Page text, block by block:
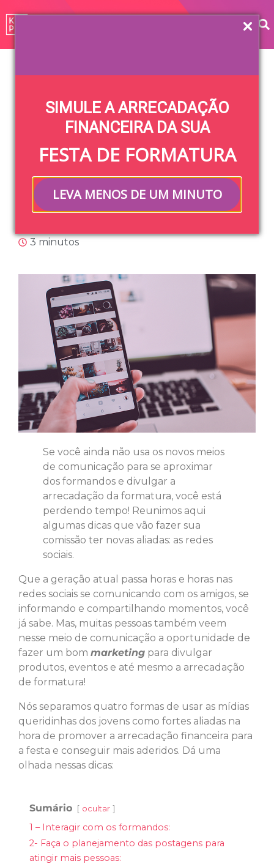
SIMULE A ARRECADAÇÃO
FINANCEIRA DA SUA
FESTA DE FORMATURA
LEVA MENOS DE UM MINUTO
Home»Blog»Comissão de Formatura»Redes sociais:
Redes sociais: 4
jeitos de usá-las
na arredacação
3 minutos
Se você ainda não usa os novos meios
de comunicação para se aproximar
dos formandos e divulgar a
arrecadação da formatura, você está
perdendo tempo! Reunimos aqui
algumas dicas que vão fazer sua
comissão ter novas aliadas: as redes
sociais.
Que a geração atual passa horas e horas nas
redes sociais se comunicando com os amigos, se
informando e compartilhando momentos, você
já sabe. Mas, muitas pessoas também veem
nesse meio de comunicação a oportunidade de
fazer um bom marketing para divulgar
produtos, eventos e até mesmo a arrecadação
de formatura!
Nós separamos quatro formas de usar as mídias
queridinhas dos jovens como fortes aliadas na
hora de promover a arrecadação financeira para
a festa e conseguir mais aderidos. Dá uma
olhada nessas dicas:
Sumário ocultar
1 – Interagir com os formandos:
2- Faça o planejamento das postagens para
atingir mais pessoas: